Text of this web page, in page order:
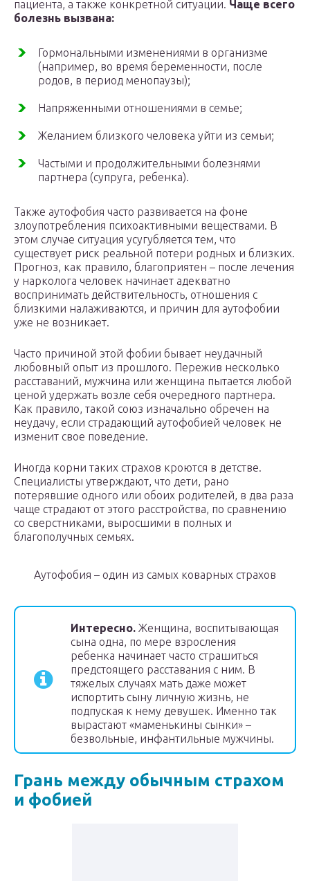
пациента, а также конкретной ситуации. Чаще всего
болезнь вызвана:
Гормональными изменениями в организме
(например, во время беременности, после
родов, в период менопаузы);
Напряженными отношениями в семье;
Желанием близкого человека уйти из семьи;
Частыми и продолжительными болезнями
партнера (супруга, ребенка).
Также аутофобия часто развивается на фоне
злоупотребления психоактивными веществами. В
этом случае ситуация усугубляется тем, что
существует риск реальной потери родных и близких.
Прогноз, как правило, благоприятен – после лечения
у нарколога человек начинает адекватно
воспринимать действительность, отношения с
близкими налаживаются, и причин для аутофобии
уже не возникает.
Часто причиной этой фобии бывает неудачный
любовный опыт из прошлого. Пережив несколько
расставаний, мужчина или женщина пытается любой
ценой удержать возле себя очередного партнера.
Как правило, такой союз изначально обречен на
неудачу, если страдающий аутофобией человек не
изменит свое поведение.
Иногда корни таких страхов кроются в детстве.
Специалисты утверждают, что дети, рано
потерявшие одного или обоих родителей, в два раза
чаще страдают от этого расстройства, по сравнению
со сверстниками, выросшими в полных и
благополучных семьях.
Аутофобия – один из самых коварных страхов
Интересно. Женщина, воспитывающая
сына одна, по мере взросления
ребенка начинает часто страшиться
предстоящего расставания с ним. В
тяжелых случаях мать даже может
испортить сыну личную жизнь, не
подпуская к нему девушек. Именно так
вырастают «маменькины сынки» –
безвольные, инфантильные мужчины.
Грань между обычным страхом
и фобией